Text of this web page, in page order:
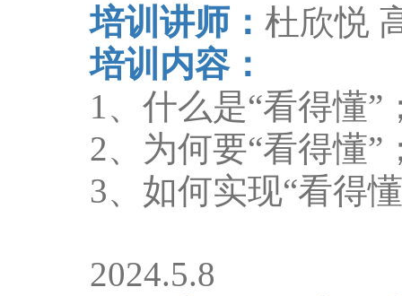
培训讲师： 杜欣悦
培训内容：
1、什么是“看得懂”
2、为何要“看得懂”
3、如何实现“看得懂
2024.5.8